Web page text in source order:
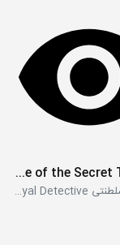
S01E08b - The Case of the Secret Treasure
میرا کارگاه سلطنتی Mira, Royal Detective